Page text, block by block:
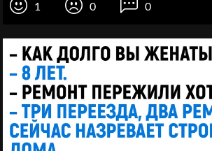
1 0 0